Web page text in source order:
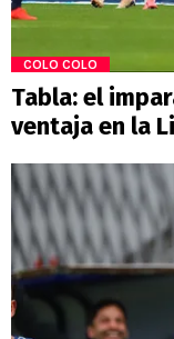
COLO COLO
Tabla: el
ventaja en la